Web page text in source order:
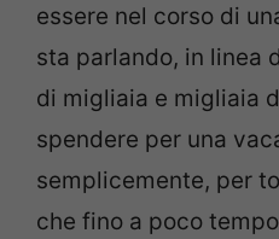
essere nel corso di
sta parlando, in linea
di migliaia e migliaia
spendere per una
semplicemente, per
che fino a poco